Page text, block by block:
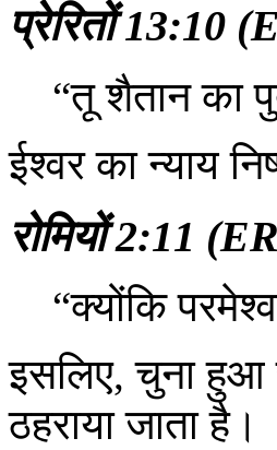
प्रेरितों 13:10
“तू शैतान का
ईश्वर का न्याय
रोमियों 2:11
“क्योंकि
इसलिए, चुना हुआ
ठहराया जाता है।